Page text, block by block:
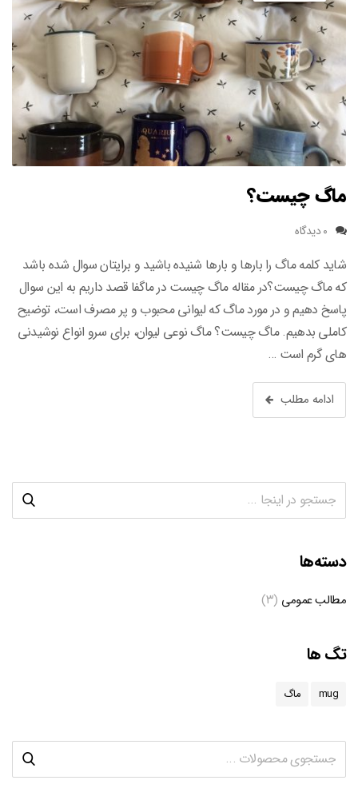
ماگ چیست؟
۰ دیدگاه
شاید کلمه ماگ را بارها و بارها شنیده باشید و برایتان سوال شده باشد
که ماگ چیست؟در مقاله ماگ چیست در ماگفا قصد داریم به این سوال
پاسخ دهیم و در مورد ماگ که لیوانی محبوب و پر مصرف است، توضیح
کاملی بدهیم. ماگ چیست؟ ماگ نوعی لیوان، برای سرو انواع نوشیدنی
های گرم است …
ادامه مطلب
دسته‌ها
مطالب عمومی (۳)
تگ ها
mug ماگ